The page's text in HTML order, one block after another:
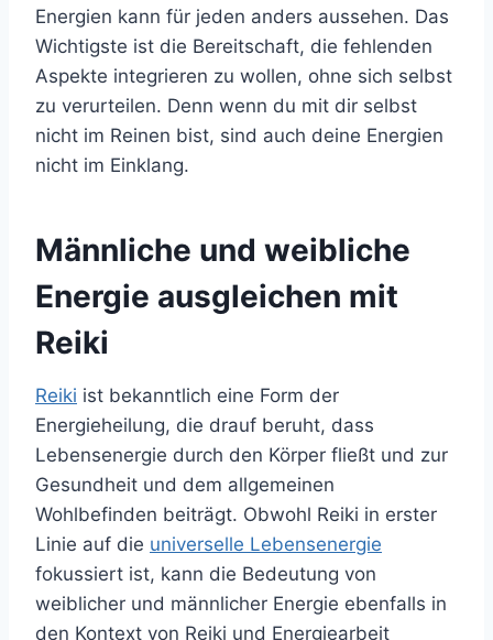
Energien kann für jeden anders aussehen. Das
Wichtigste ist die Bereitschaft, die fehlenden
Aspekte integrieren zu wollen, ohne sich selbst
zu verurteilen. Denn wenn du mit dir selbst
nicht im Reinen bist, sind auch deine Energien
nicht im Einklang.
Männliche und weibliche
Energie ausgleichen mit
Reiki
Reiki ist bekanntlich eine Form der
Energieheilung, die drauf beruht, dass
Lebensenergie durch den Körper fließt und zur
Gesundheit und dem allgemeinen
Wohlbefinden beiträgt. Obwohl Reiki in erster
Linie auf die universelle Lebensenergie
fokussiert ist, kann die Bedeutung von
weiblicher und männlicher Energie ebenfalls in
den Kontext von Reiki und Energiearbeit